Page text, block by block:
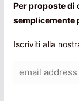
Per proposte di
semplicemente
Iscriviti alla